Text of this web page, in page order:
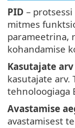
PID –
mitmes
parameetrina,
kohandamise
Kasutajate arv
kasutajate arv.
tehnoloogiaga
Avastamise
avastamisest